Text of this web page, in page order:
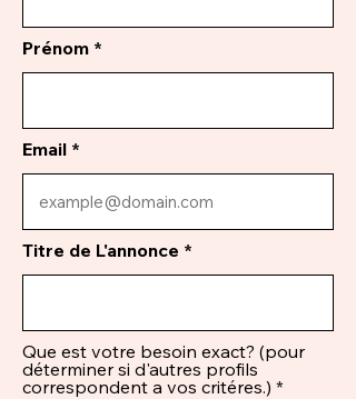
Prénom
Email
Titre de L'annonce
Que est votre besoin exact? (pour
déterminer si d'autres profils
correspondent a vos critéres.)